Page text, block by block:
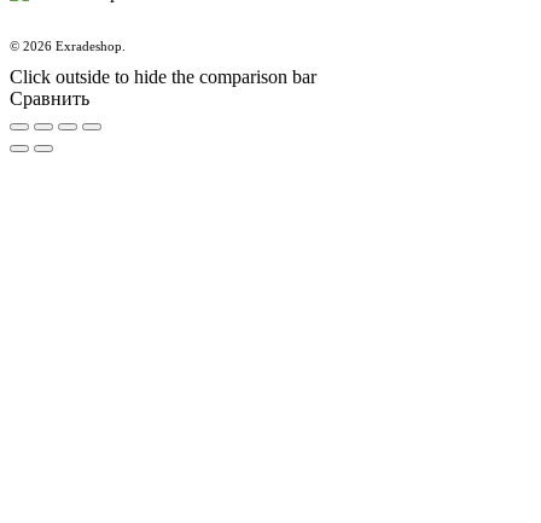
© 2026 Exradeshop.
Click outside to hide the comparison bar
Сравнить